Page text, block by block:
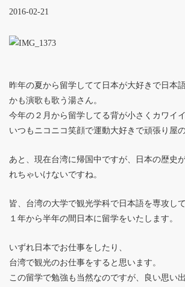
ブログ
2016-02-21
昨年の夏から留学してて日本が大好きで日本
かも演歌も歌う湯さん。
今年の２月から留学してる背が小さくカワイ
いつもニコニコ笑顔で運動大好きで頑張り屋の
あと、現在台湾に帰国中ですが、日本の歴史
れちゃいけないですね。
皆、台湾の大学で観光学科で日本語を専攻し
１年から半年の間日本に留学をいたします。
いずれ日本でお仕事をしたり、
台湾で観光のお仕事をすると思います。
この留学で勉強も当然なのですが、良い思い